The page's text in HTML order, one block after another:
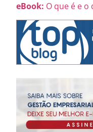
eBook: O que é e o